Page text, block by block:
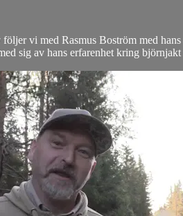
vi med Rasmus Boström med
sig av hans erfarenhet kring